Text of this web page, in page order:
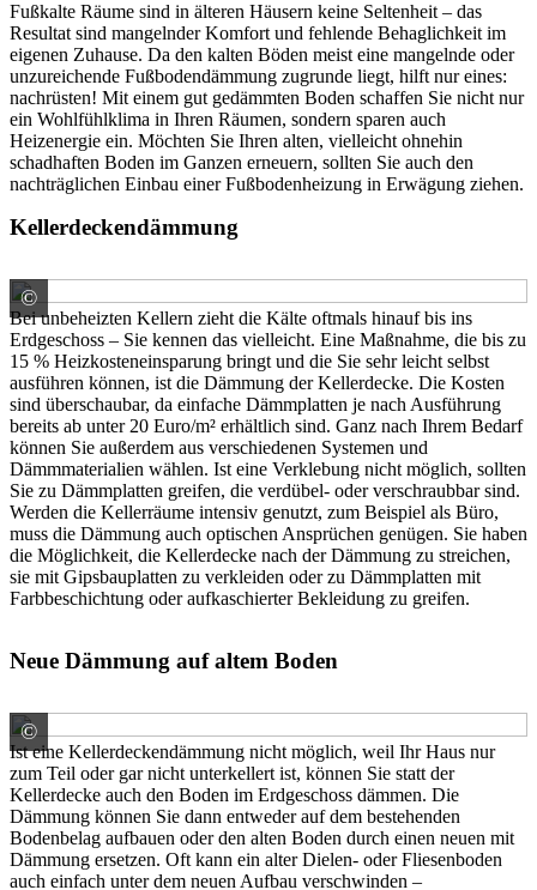
Fußkalte Räume sind in älteren Häusern keine Seltenheit – das
Resultat sind mangelnder Komfort und fehlende Behaglichkeit im
eigenen Zuhause. Da den kalten Böden meist eine mangelnde oder
unzureichende Fußbodendämmung zugrunde liegt, hilft nur eines:
nachrüsten! Mit einem gut gedämmten Boden schaffen Sie nicht nur
ein Wohlfühlklima in Ihren Räumen, sondern sparen auch
Heizenergie ein. Möchten Sie Ihren alten, vielleicht ohnehin
schadhaften Boden im Ganzen erneuern, sollten Sie auch den
nachträglichen Einbau einer Fußbodenheizung in Erwägung ziehen.
Kellerdeckendämmung
©
Saint-Gobain Weber GmbH
Bei unbeheizten Kellern zieht die Kälte oftmals hinauf bis ins
Erdgeschoss – Sie kennen das vielleicht. Eine Maßnahme, die bis zu
15 % Heizkosteneinsparung bringt und die Sie sehr leicht selbst
ausführen können, ist die Dämmung der Kellerdecke. Die Kosten
sind überschaubar, da einfache Dämmplatten je nach Ausführung
bereits ab unter 20 Euro/m² erhältlich sind. Ganz nach Ihrem Bedarf
können Sie außerdem aus verschiedenen Systemen und
Dämmmaterialien wählen. Ist eine Verklebung nicht möglich, sollten
Sie zu Dämmplatten greifen, die verdübel- oder verschraubbar sind.
Werden die Kellerräume intensiv genutzt, zum Beispiel als Büro,
muss die Dämmung auch optischen Ansprüchen genügen. Sie haben
die Möglichkeit, die Kellerdecke nach der Dämmung zu streichen,
sie mit Gipsbauplatten zu verkleiden oder zu Dämmplatten mit
Farbbeschichtung oder aufkaschierter Bekleidung zu greifen.
Neue Dämmung auf altem Boden
©
Saint-Gobain Rigips GmbH
Ist eine Kellerdeckendämmung nicht möglich, weil Ihr Haus nur
zum Teil oder gar nicht unterkellert ist, können Sie statt der
Kellerdecke auch den Boden im Erdgeschoss dämmen. Die
Dämmung können Sie dann entweder auf dem bestehenden
Bodenbelag aufbauen oder den alten Boden durch einen neuen mit
Dämmung ersetzen. Oft kann ein alter Dielen- oder Fliesenboden
auch einfach unter dem neuen Aufbau verschwinden –